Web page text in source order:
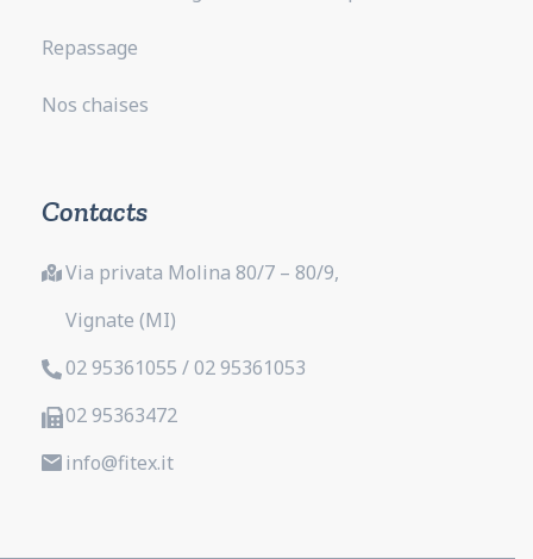
Repassage
Nos chaises
Contacts
Via privata Molina 80/7 – 80/9,
Vignate (MI)
02 95361055 / 02 95361053
02 95363472
info@fitex.it